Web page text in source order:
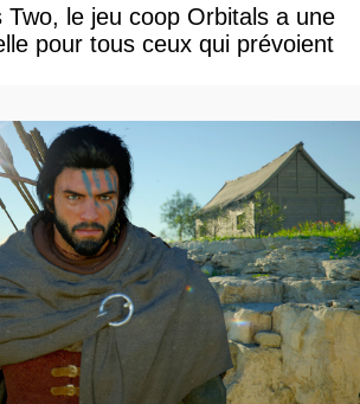
Two, le jeu coop Orbitals a une
pour tous ceux qui prévoient